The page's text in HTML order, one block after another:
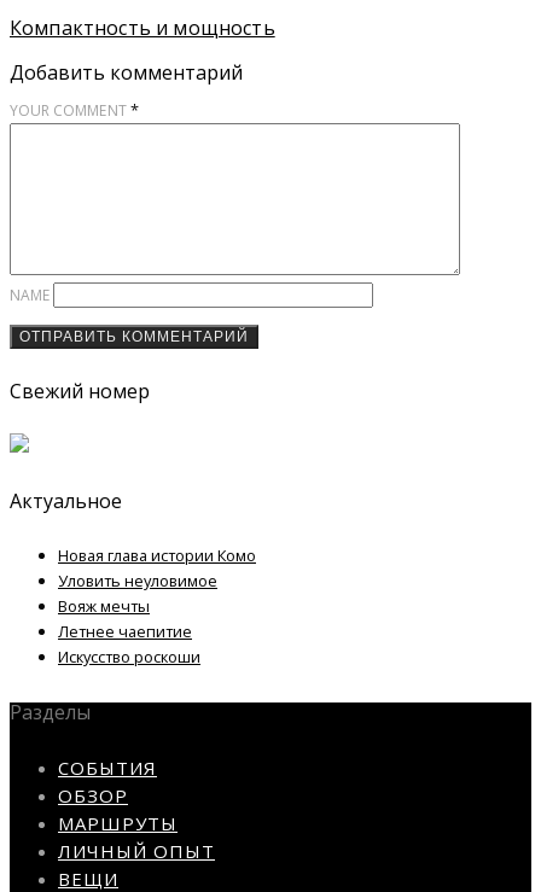
Компактность и мощность
Добавить комментарий
YOUR COMMENT*
NAME
Свежий номер
Актуальное
Новая глава истории Комо
Уловить неуловимое
Вояж мечты
Летнее чаепитие
Искусство роскоши
Разделы
СОБЫТИЯ
ОБЗОР
МАРШРУТЫ
ЛИЧНЫЙ ОПЫТ
ВЕЩИ